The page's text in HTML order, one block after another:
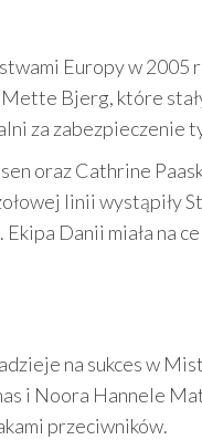
Europy w 2005
Bjerg, które
za zabezpieczenie
oraz Cathrine
linii wystąpiły
Danii miała na
na sukces w
i Noora Hannele
przeciwników.